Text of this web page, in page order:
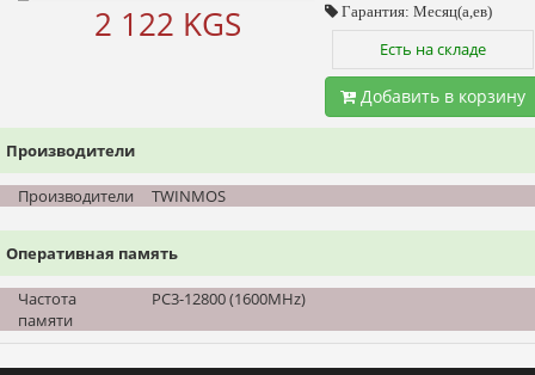
2 122 KGS
Гарантия: Месяц(а,ев)
Есть на складе
Добавить в корзину
Производители
Производители TWINMOS
Оперативная память
Частота
памяти
PC3-12800 (1600MHz)